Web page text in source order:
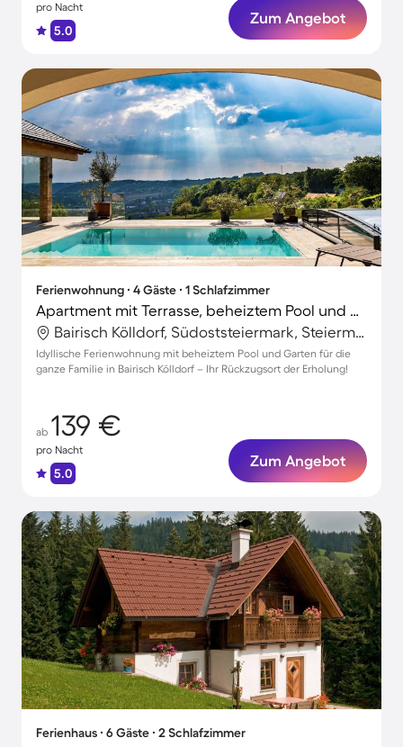
pro Nacht
5.0
Zum Angebot
Ferienwohnung ∙ 4 Gäste ∙ 1 Schlafzimmer
Apartment mit Terrasse, beheiztem Pool und Garten
Bairisch Kölldorf, Südoststeiermark, Steiermark
Idyllische Ferienwohnung mit beheiztem Pool und Garten für die
ganze Familie in Bairisch Kölldorf – Ihr Rückzugsort der Erholung!
ab 139 €
pro Nacht
5.0
Zum Angebot
Ferienhaus ∙ 6 Gäste ∙ 2 Schlafzimmer